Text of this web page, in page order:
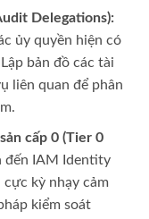
Delegations):
ủy quyền hiện có
bản đồ các tài
liên quan để phân
cấp 0 (Tier 0
đến IAM Identity
kỳ nhạy cảm
kiểm soát